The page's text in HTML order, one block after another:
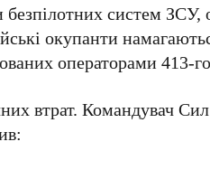
систем ЗСУ,
окупанти
операторами413-
втрат. Командувач